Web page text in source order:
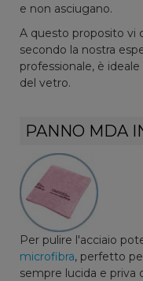
e non asciugano.
A questo proposito vi
secondo la nostra
professionale, è
del vetro.
PANNO MDA
Per pulire l'acciaio
microfibra, perfetto
sempre lucida e priva